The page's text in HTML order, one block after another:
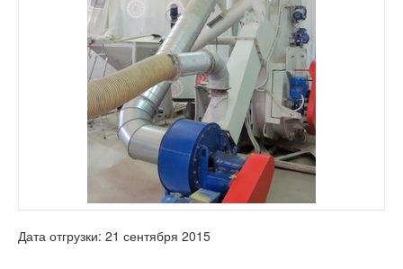
Дата отгрузки: 21 сентября 2015